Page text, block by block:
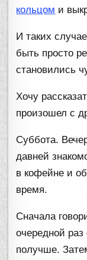
кольцом и
И таких
быть просто
становились
Хочу
произошел с
Суббота.
давней
в кофейне и
время.
Сначала
очередной
получше.